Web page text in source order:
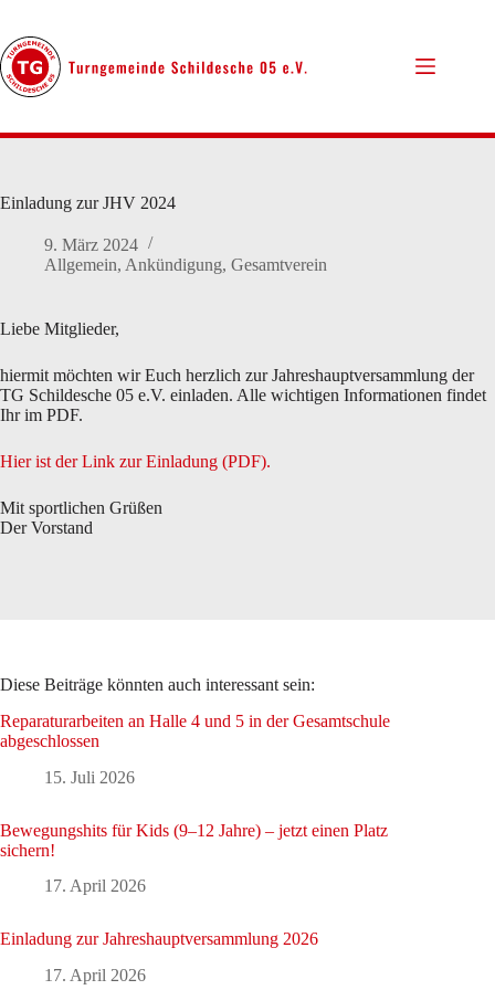
springen
Einladung zur JHV 2024
9. März 2024
Allgemein, Ankündigung, Gesamtverein
Liebe Mitglieder,
hiermit möchten wir Euch herzlich zur Jahreshauptversammlung der
TG Schildesche 05 e.V. einladen. Alle wichtigen Informationen findet
Ihr im PDF.
Hier ist der Link zur Einladung (PDF).
Mit sportlichen Grüßen
Der Vorstand
Diese Beiträge könnten auch interessant sein:
Reparaturarbeiten an Halle 4 und 5 in der Gesamtschule
abgeschlossen
15. Juli 2026
Bewegungshits für Kids (9–12 Jahre) – jetzt einen Platz
sichern!
17. April 2026
Einladung zur Jahreshauptversammlung 2026
17. April 2026